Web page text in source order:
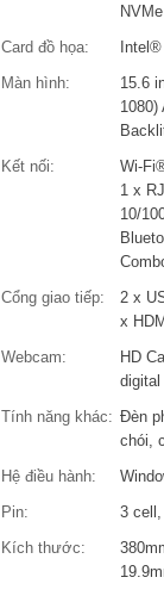
NVMe
Card đồ họa:
Intel®
Màn hình:
15.6
1080)
Kết nối:
Wi-
1 x
10/
Cổng giao tiếp:
2 x
x
Webcam:
HD
digital
Tính năng khác: Đèn
chói,
Hệ điều hành:
Pin:
3 cell,
Kích thước: